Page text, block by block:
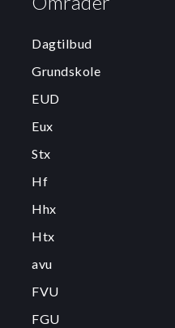
Dagtilbud
Grundskole
EUD
Eux
Stx
Hf
Hhx
Htx
avu
FVU
FGU